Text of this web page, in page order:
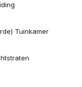
Tuinkamer